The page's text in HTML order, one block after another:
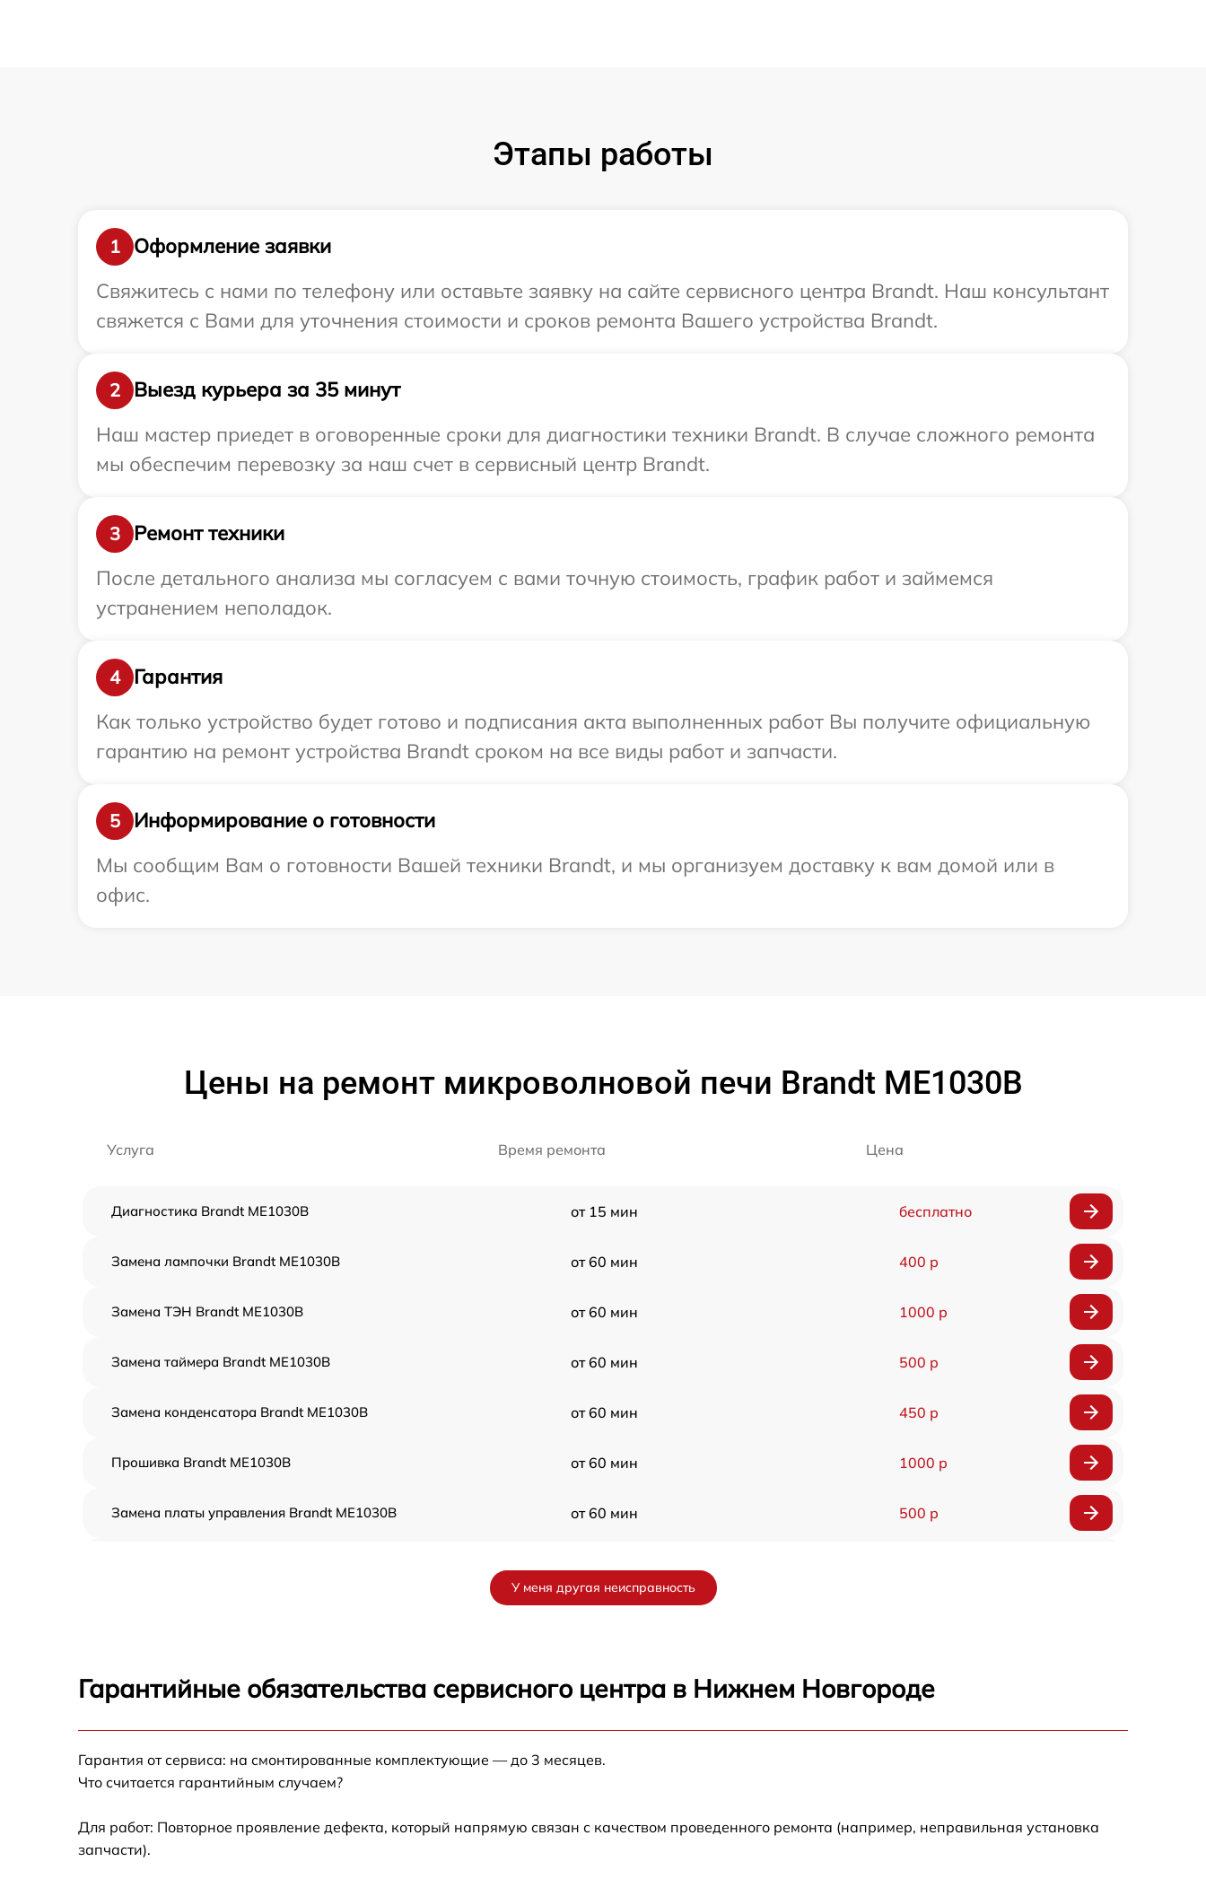
Этапы работы
1
Оформление заявки
Свяжитесь с нами по телефону или оставьте заявку на сайте сервисного центра Brandt. Наш консультант
свяжется с Вами для уточнения стоимости и сроков ремонта Вашего устройства Brandt.
2
Выезд курьера за 35 минут
Наш мастер приедет в оговоренные сроки для диагностики техники Brandt. В случае сложного ремонта
мы обеспечим перевозку за наш счет в сервисный центр Brandt.
3
Ремонт техники
После детального анализа мы согласуем с вами точную стоимость, график работ и займемся
устранением неполадок.
4
Гарантия
Как только устройство будет готово и подписания акта выполненных работ Вы получите официальную
гарантию на ремонт устройства Brandt сроком на все виды работ и запчасти.
5
Информирование о готовности
Мы сообщим Вам о готовности Вашей техники Brandt, и мы организуем доставку к вам домой или в
офис.
Цены на ремонт микроволновой печи Brandt ME1030B
Услуга Время ремонта Цена
Диагностика Brandt ME1030B от 15 мин бесплатно
Замена лампочки Brandt ME1030B от 60 мин 400 р
Замена ТЭН Brandt ME1030B от 60 мин 1000 р
Замена таймера Brandt ME1030B от 60 мин 500 р
Замена конденсатора Brandt ME1030B от 60 мин 450 р
Прошивка Brandt ME1030B от 60 мин 1000 р
Замена платы управления Brandt ME1030B от 60 мин 500 р
Ремонт волновода Brandt ME1030B от 60 мин
ME1030B
У меня другая неисправность
Гарантийные обязательства сервисного центра в Нижнем Новгороде
Гарантия от сервиса: на смонтированные комплектующие — до 3 месяцев.
Что считается гарантийным случаем?
Для работ: Повторное проявление дефекта, который напрямую связан с качеством проведенного ремонта (например, неправильная установка
запчасти).